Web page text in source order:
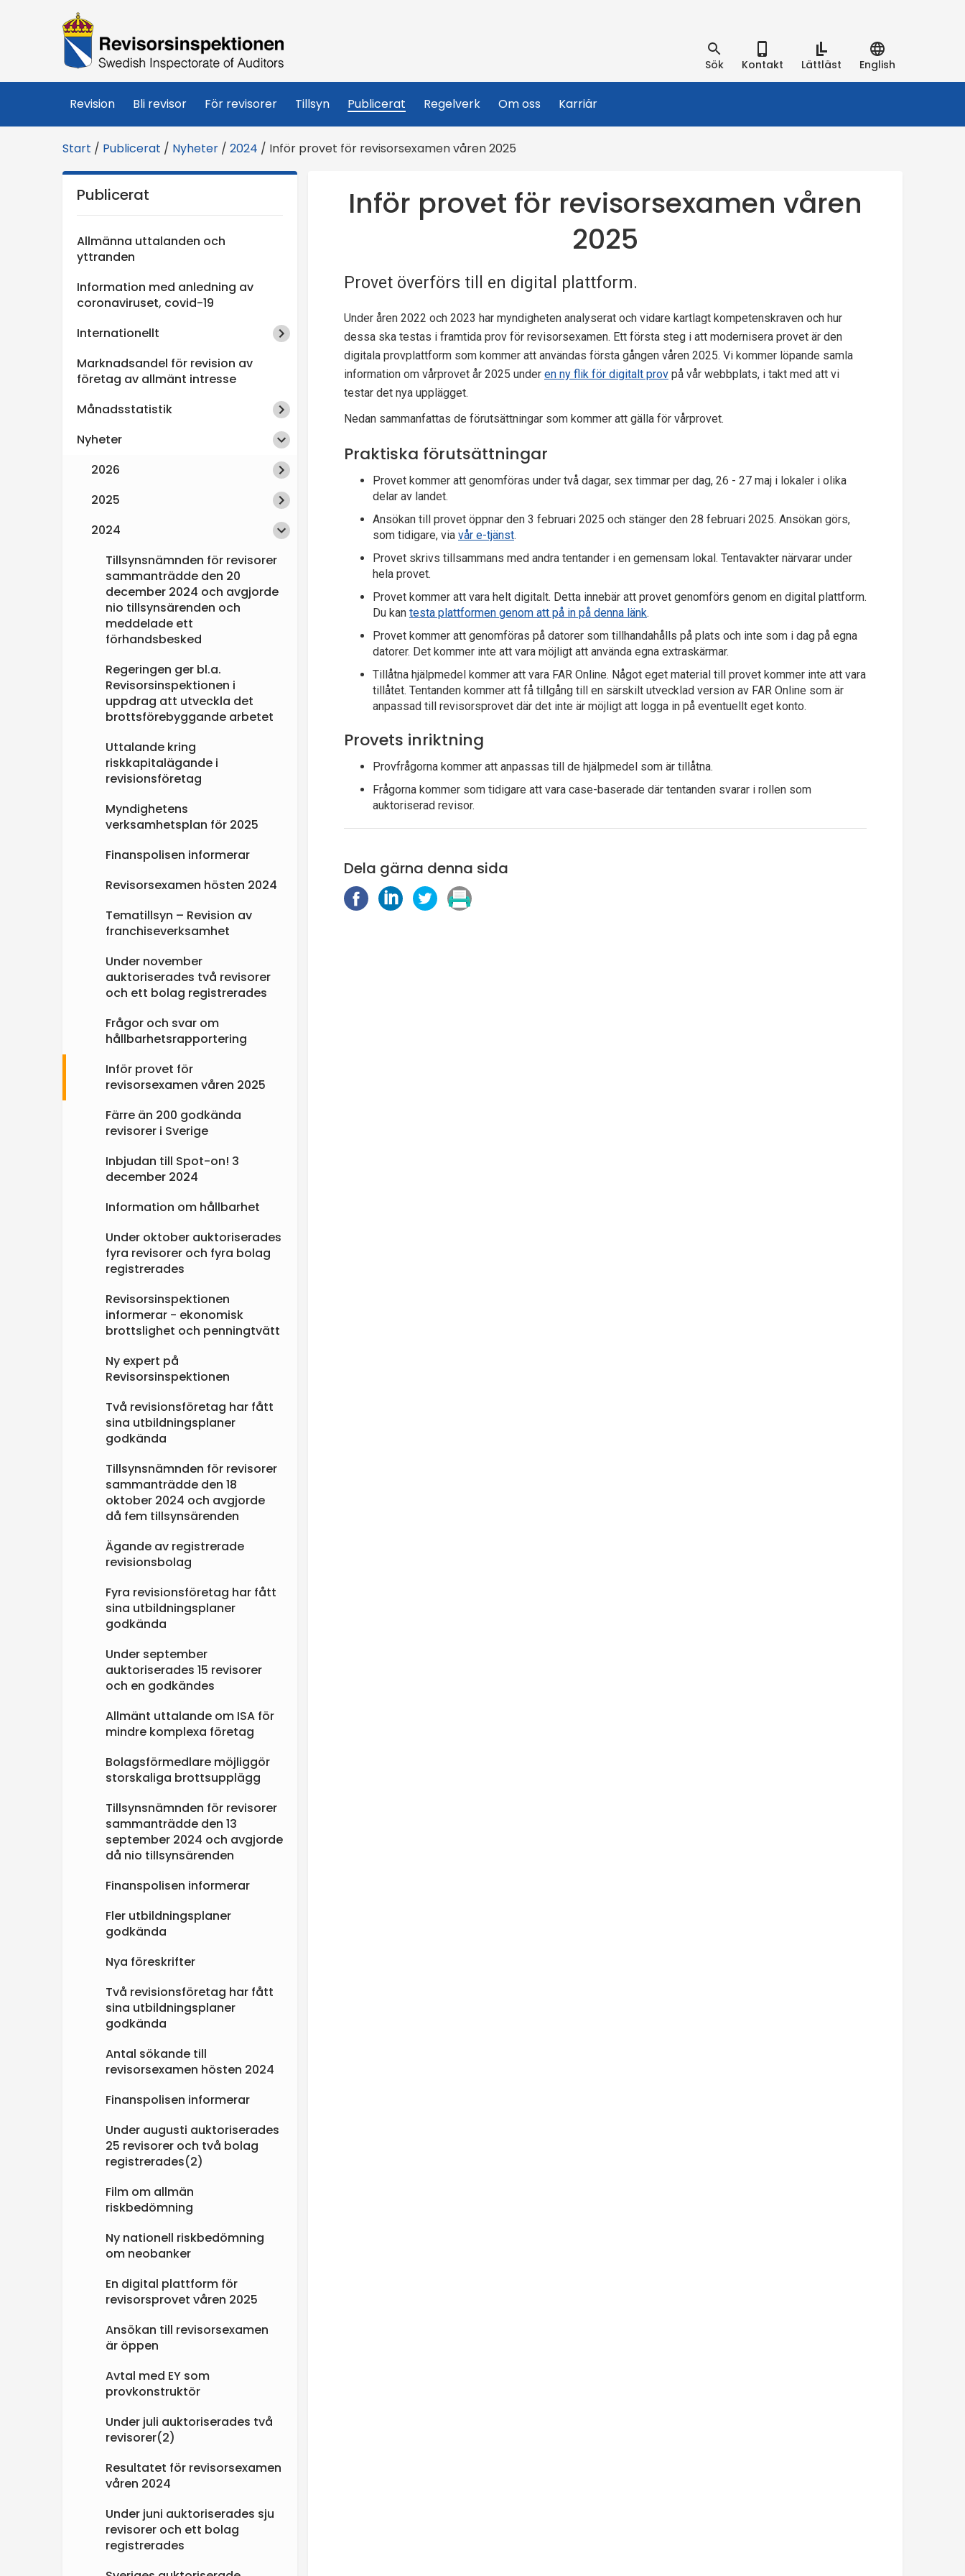
R
e
v
i
s
o
n
p
Sök Kontakt Lättläst English
Revision Bli revisor För revisorer Tillsyn Publicerat Regelverk Om oss Karriär
Start / Publicerat / Nyheter / 2024 / Inför provet för revisorsexamen våren 2025
Inför provet för revisorsexamen våren
2025
Provet överförs till en digital plattform.
Under åren 2022 och 2023 har myndigheten analyserat och vidare kartlagt kompetenskraven och hur
dessa ska testas i framtida prov för revisorsexamen. Ett första steg i att modernisera provet är den
digitala provplattform som kommer att användas första gången våren 2025. Vi kommer löpande samla
information om vårprovet år 2025 under en ny flik för digitalt prov på vår webbplats, i takt med att vi
testar det nya upplägget.
Nedan sammanfattas de förutsättningar som kommer att gälla för vårprovet.
Praktiska förutsättningar
Provet kommer att genomföras under två dagar, sex timmar per dag, 26 - 27 maj i lokaler i olika
delar av landet.
Ansökan till provet öppnar den 3 februari 2025 och stänger den 28 februari 2025. Ansökan görs,
som tidigare, via vår e-tjänst.
Provet skrivs tillsammans med andra tentander i en gemensam lokal. Tentavakter närvarar under
hela provet.
Provet kommer att vara helt digitalt. Detta innebär att provet genomförs genom en digital plattform.
Du kan testa plattformen genom att på in på denna länk.
Provet kommer att genomföras på datorer som tillhandahålls på plats och inte som i dag på egna
datorer. Det kommer inte att vara möjligt att använda egna extraskärmar.
Tillåtna hjälpmedel kommer att vara FAR Online. Något eget material till provet kommer inte att vara
tillåtet. Tentanden kommer att få tillgång till en särskilt utvecklad version av FAR Online som är
anpassad till revisorsprovet där det inte är möjligt att logga in på eventuellt eget konto.
Provets inriktning
Provfrågorna kommer att anpassas till de hjälpmedel som är tillåtna.
Frågorna kommer som tidigare att vara case-baserade där tentanden svarar i rollen som
auktoriserad revisor.
Dela gärna denna sida
D
D
D
S
Publicerat
Allmänna uttalanden och
yttranden
Information med anledning av
coronaviruset, covid-19
Internationellt
Marknadsandel för revision av
företag av allmänt intresse
Månadsstatistik
Nyheter
2026
2025
2024
Tillsynsnämnden för revisorer
sammanträdde den 20
december 2024 och avgjorde
nio tillsynsärenden och
meddelade ett
förhandsbesked
Regeringen ger bl.a.
Revisorsinspektionen i
uppdrag att utveckla det
brottsförebyggande arbetet
Uttalande kring
riskkapitalägande i
revisionsföretag
Myndighetens
verksamhetsplan för 2025
Finanspolisen informerar
Revisorsexamen hösten 2024
Tematillsyn – Revision av
franchiseverksamhet
Under november
auktoriserades två revisorer
och ett bolag registrerades
Frågor och svar om
hållbarhetsrapportering
Inför provet för
revisorsexamen våren 2025
Färre än 200 godkända
revisorer i Sverige
Inbjudan till Spot-on! 3
december 2024
Information om hållbarhet
Under oktober auktoriserades
fyra revisorer och fyra bolag
registrerades
Revisorsinspektionen
informerar - ekonomisk
brottslighet och penningtvätt
Ny expert på
Revisorsinspektionen
Två revisionsföretag har fått
sina utbildningsplaner
godkända
Tillsynsnämnden för revisorer
sammanträdde den 18
oktober 2024 och avgjorde
då fem tillsynsärenden
Ägande av registrerade
revisionsbolag
Fyra revisionsföretag har fått
sina utbildningsplaner
godkända
Under september
auktoriserades 15 revisorer
och en godkändes
Allmänt uttalande om ISA för
mindre komplexa företag
Bolagsförmedlare möjliggör
storskaliga brottsupplägg
Tillsynsnämnden för revisorer
sammanträdde den 13
september 2024 och avgjorde
då nio tillsynsärenden
Finanspolisen informerar
Fler utbildningsplaner
godkända
Nya föreskrifter
Två revisionsföretag har fått
sina utbildningsplaner
godkända
Antal sökande till
revisorsexamen hösten 2024
Finanspolisen informerar
Under augusti auktoriserades
25 revisorer och två bolag
registrerades(2)
Film om allmän
riskbedömning
Ny nationell riskbedömning
om neobanker
En digital plattform för
revisorsprovet våren 2025
Ansökan till revisorsexamen
är öppen
Avtal med EY som
provkonstruktör
Under juli auktoriserades två
revisorer(2)
Resultatet för revisorsexamen
våren 2024
Under juni auktoriserades sju
revisorer och ett bolag
registrerades